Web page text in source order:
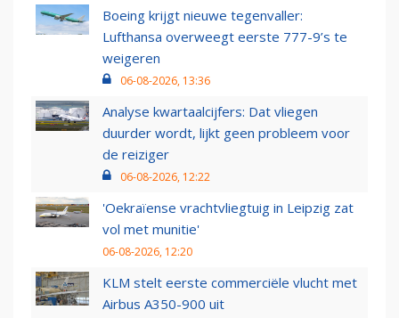
Boeing krijgt nieuwe tegenvaller:
Lufthansa overweegt eerste 777-9’s te
weigeren
06-08-2026, 13:36
Analyse kwartaalcijfers: Dat vliegen
duurder wordt, lijkt geen probleem voor
de reiziger
06-08-2026, 12:22
'Oekraïense vrachtvliegtuig in Leipzig zat
vol met munitie'
06-08-2026, 12:20
KLM stelt eerste commerciële vlucht met
Airbus A350-900 uit